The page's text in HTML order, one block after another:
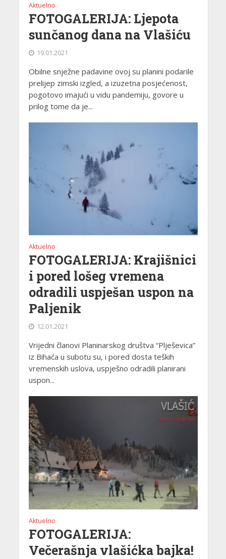
Aktuelno
FOTOGALERIJA: Ljepota
sunčanog dana na Vlašiću
19.01.2021
Obilne snježne padavine ovoj su planini podarile
prelijep zimski izgled, a izuzetna posjećenost,
pogotovo imajući u vidu pandemiju, govore u
prilog tome da je...
Aktuelno
FOTOGALERIJA: Krajišnici
i pored lošeg vremena
odradili uspješan uspon na
Paljenik
12.01.2021
Vrijedni članovi Planinarskog društva “Plješevica”
iz Bihaća u subotu su, i pored dosta teških
vremenskih uslova, uspješno odradili planirani
uspon...
Aktuelno
FOTOGALERIJA:
Večerašnja vlašićka bajka!